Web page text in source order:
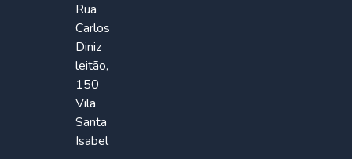
Rua
Carlos
Diniz
leitão,
150
Vila
Santa
Isabel